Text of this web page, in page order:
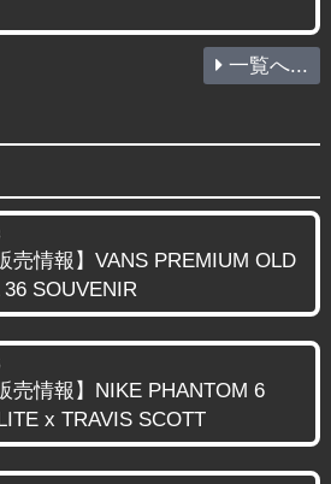
一覧へ...
売情報】VANS PREMIUM OLD
36 SOUVENIR
売情報】NIKE PHANTOM 6
x TRAVIS SCOTT